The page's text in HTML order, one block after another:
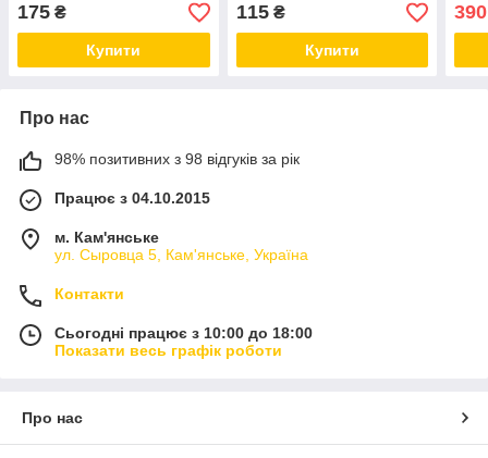
175 ₴
Купити
115₴
Купити
390
Про нас
98% позитивних з 98 відгуків за рік
Працює з 04.10.2015
м. Кам'янське
ул. Сыровца 5, Кам'янське, Україна
Контакти
Сьогодні працює з 10:00 до 18:00
Показати весь графік роботи
Про нас